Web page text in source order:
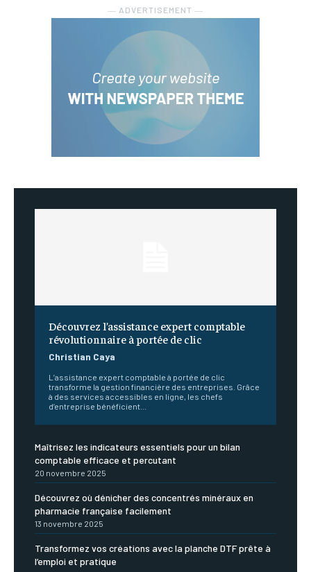
― ADVERTISEMENT ―
Découvrez l’assistance expert comptable
révolutionnaire à portée de clic
Christian Caya
L’assistance expert comptable à portée de clic
transforme la gestion financière des entreprises. Grâce
à des services accessibles en ligne, les chefs
d’entreprise bénéficient...
Maîtrisez les indicateurs essentiels pour un bilan
comptable efficace et percutant
20 novembre 2025
Découvrez où dénicher des concentrés minéraux en
pharmacie française facilement
13 novembre 2025
Transformez vos créations avec la planche DTF prête à
l’emploi et pratique